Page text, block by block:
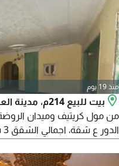
منذ 19 يوم
من مول كريتيف وميدان الروضة